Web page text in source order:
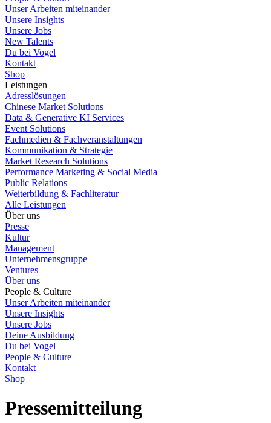
Unser Arbeiten miteinander
Unsere Insights
Unsere Jobs
New Talents
Du bei Vogel
Kontakt
Shop
Leistungen
Adresslösungen
Chinese Market Solutions
Data & Generative KI Services
Event Solutions
Fachmedien & Fachveranstaltungen
Kommunikation & Strategie
Market Research Solutions
Performance Marketing & Social Media
Public Relations
Weiterbildung & Fachliteratur
Alle Leistungen
Über uns
Presse
Kultur
Management
Unternehmensgruppe
Ventures
Über uns
People & Culture
Unser Arbeiten miteinander
Unsere Insights
Unsere Jobs
Deine Ausbildung
Du bei Vogel
People & Culture
Kontakt
Shop
Pressemitteilung